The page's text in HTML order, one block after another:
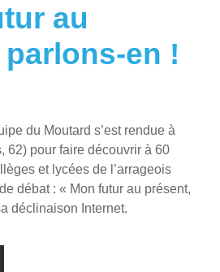
au
en !
du Moutard s’est rendue à
62) pour faire découvrir à 60
et lycées de l’arrageois
débat : « Mon futur au présent,
déclinaison Internet.